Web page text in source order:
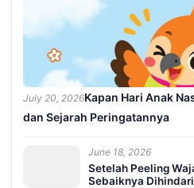
July 20, 2026Kapan Hari Anak
dan Sejarah Peringatannya
June 18, 2026
Setelah Peeling
Sebaiknya Dihindari